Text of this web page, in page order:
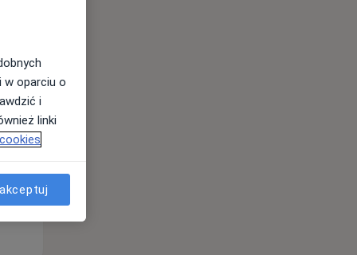
Wt,
11 Sie
w oparciu o
i
linki